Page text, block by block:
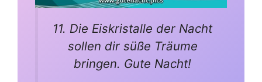
11. Die Eiskristalle der Nacht
sollen dir süße Träume
bringen. Gute Nacht!